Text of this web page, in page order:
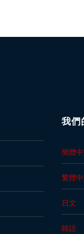
我們
簡體
繁體
日文
韓語